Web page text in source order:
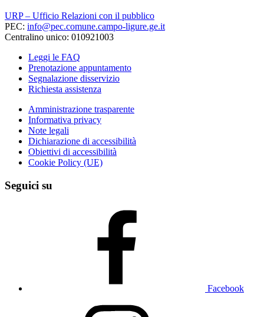
URP – Ufficio Relazioni con il pubblico
PEC: info@pec.comune.campo-ligure.ge.it
Centralino unico: 010921003
Leggi le FAQ
Prenotazione appuntamento
Segnalazione disservizio
Richiesta assistenza
Amministrazione trasparente
Informativa privacy
Note legali
Dichiarazione di accessibilità
Obiettivi di accessibilità
Cookie Policy (UE)
Seguici su
Facebook